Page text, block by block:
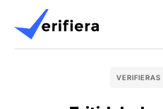
VERIFIERAS